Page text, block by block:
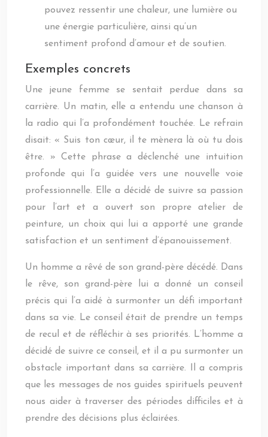
pouvez ressentir une chaleur, une lumière ou
une énergie particulière, ainsi qu’un
sentiment profond d’amour et de soutien.
Exemples concrets
Une jeune femme se sentait perdue dans sa
carrière. Un matin, elle a entendu une chanson à
la radio qui l’a profondément touchée. Le refrain
disait: « Suis ton cœur, il te mènera là où tu dois
être. » Cette phrase a déclenché une intuition
profonde qui l’a guidée vers une nouvelle voie
professionnelle. Elle a décidé de suivre sa passion
pour l’art et a ouvert son propre atelier de
peinture, un choix qui lui a apporté une grande
satisfaction et un sentiment d’épanouissement.
Un homme a rêvé de son grand-père décédé. Dans
le rêve, son grand-père lui a donné un conseil
précis qui l’a aidé à surmonter un défi important
dans sa vie. Le conseil était de prendre un temps
de recul et de réfléchir à ses priorités. L’homme a
décidé de suivre ce conseil, et il a pu surmonter un
obstacle important dans sa carrière. Il a compris
que les messages de nos guides spirituels peuvent
nous aider à traverser des périodes difficiles et à
prendre des décisions plus éclairées.